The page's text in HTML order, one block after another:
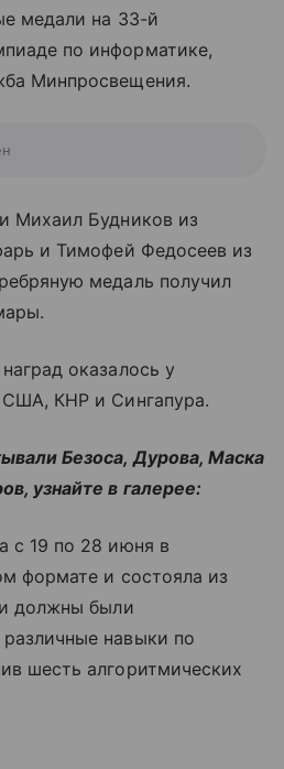
медали на 33-й
по информатике,
Минпросвещения.
Михаил Будников из
и Тимофей Федосеев из
медаль получил
оказалось у
КНР и Сингапура.
Безоса, Дурова, Маска
узнайте в галерее:
с 19 по 28 июня в
формате и состояла из
должны были
навыки по
шесть алгоритмических